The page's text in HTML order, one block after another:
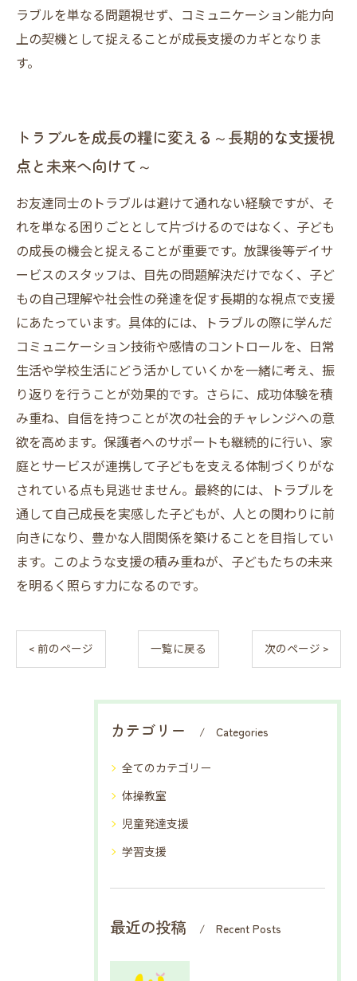
ラブルを単なる問題視せず、コミュニケーション能力向
上の契機として捉えることが成長支援のカギとなりま
す。
トラブルを成長の糧に変える～長期的な支援視
点と未来へ向けて～
お友達同士のトラブルは避けて通れない経験ですが、そ
れを単なる困りごととして片づけるのではなく、子ども
の成長の機会と捉えることが重要です。放課後等デイサ
ービスのスタッフは、目先の問題解決だけでなく、子ど
もの自己理解や社会性の発達を促す長期的な視点で支援
にあたっています。具体的には、トラブルの際に学んだ
コミュニケーション技術や感情のコントロールを、日常
生活や学校生活にどう活かしていくかを一緒に考え、振
り返りを行うことが効果的です。さらに、成功体験を積
み重ね、自信を持つことが次の社会的チャレンジへの意
欲を高めます。保護者へのサポートも継続的に行い、家
庭とサービスが連携して子どもを支える体制づくりがな
されている点も見逃せません。最終的には、トラブルを
通して自己成長を実感した子どもが、人との関わりに前
向きになり、豊かな人間関係を築けることを目指してい
ます。このような支援の積み重ねが、子どもたちの未来
を明るく照らす力になるのです。
< 前のページ 一覧に戻る 次のページ >
カテゴリー Categories
全てのカテゴリー
体操教室
児童発達支援
学習支援
最近の投稿 Recent Posts